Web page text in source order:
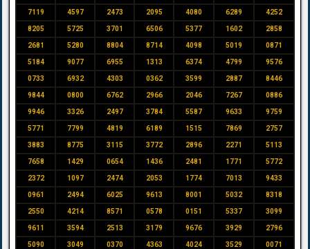
7119 4597 2473 2095 4080 6289 4252
8205 5725 3701 6506 5377 1602 2858
2681 5280 8804 8714 4098 5019 0871
5184 9077 6955 1313 6374 4799 9576
0733 6932 4303 0362 3599 2887 8446
9844 0800 6762 2966 2046 7267 0886
9946 3326 2497 3784 5587 9633 9759
5771 7799 4819 6189 1515 7869 2757
3883 8775 3115 3772 2896 2271 5113
7658 1429 0654 1436 2481 1771 5772
2372 1097 2474 2053 1774 7013 9433
0961 2494 6025 9613 8001 5032 8318
2550 4214 8571 0578 0151 5337 3099
9611 3594 2513 3179 9676 3929 2796
5090 3049 0370 4363 4024 3529 0071